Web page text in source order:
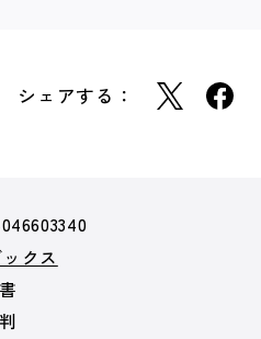
シェアする：
クス